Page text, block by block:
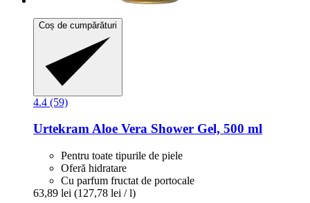
Coș de cumpărături
4.4 (59)
UrtekramAloe Vera Shower Gel, 500 ml
Pentru toate tipurile de piele
Oferă hidratare
Cu parfum fructat de portocale
63,89 lei (127,78 lei / l)